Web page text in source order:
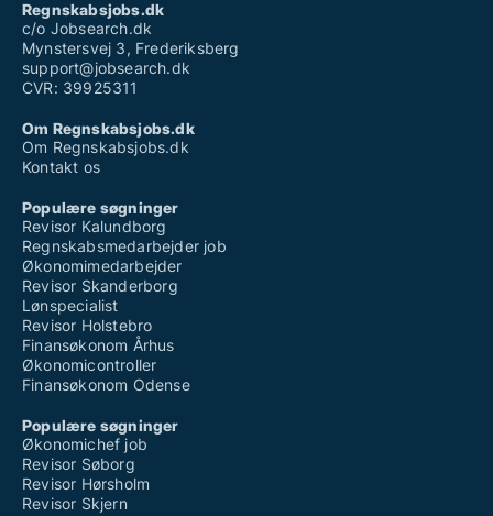
Regnskabsjobs.dk
c/o Jobsearch.dk
Mynstersvej 3, Frederiksberg
support@jobsearch.dk
CVR: 39925311
Om Regnskabsjobs.dk
Om Regnskabsjobs.dk
Kontakt os
Populære søgninger
Revisor Kalundborg
Regnskabsmedarbejder job
Økonomimedarbejder
Revisor Skanderborg
Lønspecialist
Revisor Holstebro
Finansøkonom Århus
Økonomicontroller
Finansøkonom Odense
Populære søgninger
Økonomichef job
Revisor Søborg
Revisor Hørsholm
Revisor Skjern